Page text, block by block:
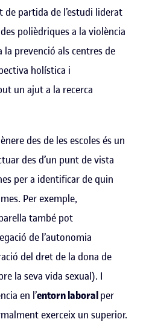
de partida de l’estudi liderat
polièdriques a la violència
la prevenció als centres de
holística i
un ajut a la recerca
des de les escoles és un
des d’un punt de vista
per a identificar de quin
Per exemple,
també pot
de l’autonomia
del dret de la dona de
la seva vida sexual). I
en l’entorn laboralper
exerceix un superior.